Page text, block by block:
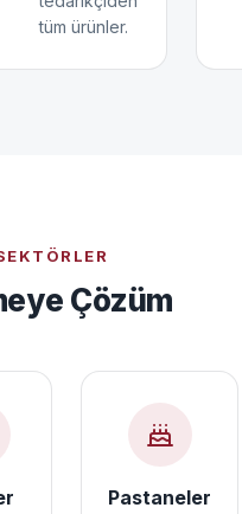
tüm ürünler.
Çözüm
Pastaneler